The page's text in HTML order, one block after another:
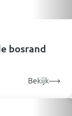
bosrand
Bekijk